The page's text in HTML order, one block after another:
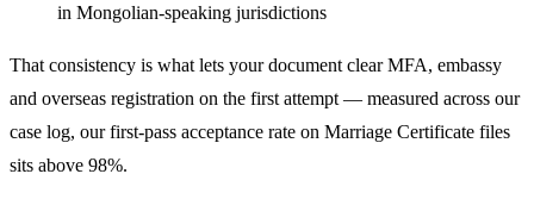
in Mongolian-speaking jurisdictions
That consistency is what lets your document clear MFA, embassy
and overseas registration on the first attempt — measured across our
case log, our first-pass acceptance rate on Marriage Certificate files
sits above 98%.